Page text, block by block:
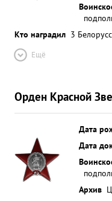
Кто наградил 3
Ещё
Орден Красной
Дата
Дата
Архив